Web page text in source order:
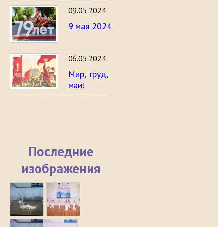
09.05.2024
9 мая 2024
06.05.2024
Мир, труд,
май!
Последние
изображения